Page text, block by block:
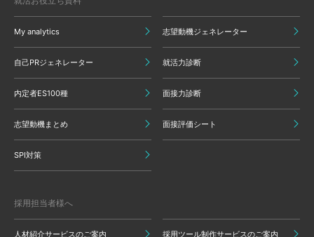
My analytics 志望動機ジェネレーター
自己PRジェネレーター 就活力診断
内定者ES100種 面接力診断
志望動機まとめ 面接評価シート
SPI対策
採用担当者様へ
人材紹介サービスのご案内 採用ツール制作サービスのご案内